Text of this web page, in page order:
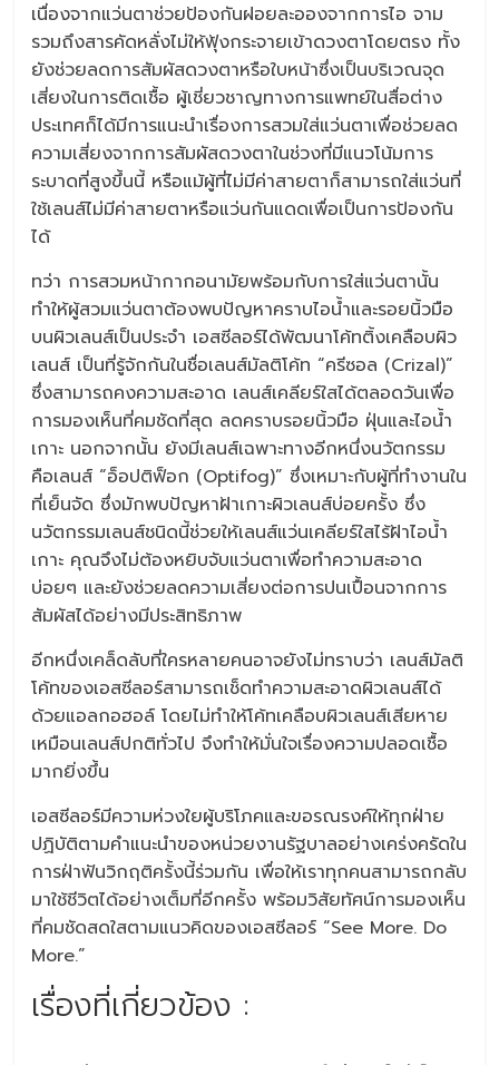
เนื่องจากแว่นตาช่วยป้องกันฝอยละอองจากการไอ จาม
รวมถึงสารคัดหลั่งไม่ให้ฟุ้งกระจายเข้าดวงตาโดยตรง ทั้ง
ยังช่วยลดการสัมผัสดวงตาหรือใบหน้าซึ่งเป็นบริเวณจุด
เสี่ยงในการติดเชื้อ ผู้เชี่ยวชาญทางการแพทย์ในสื่อต่าง
ประเทศก็ได้มีการแนะนำเรื่องการสวมใส่แว่นตาเพื่อช่วยลด
ความเสี่ยงจากการสัมผัสดวงตาในช่วงที่มีแนวโน้มการ
ระบาดที่สูงขึ้นนี้ หรือแม้ผู้ที่ไม่มีค่าสายตาก็สามารถใส่แว่นที่
ใช้เลนส์ไม่มีค่าสายตาหรือแว่นกันแดดเพื่อเป็นการป้องกัน
ได้
ทว่า การสวมหน้ากากอนามัยพร้อมกับการใส่แว่นตานั้น
ทำให้ผู้สวมแว่นตาต้องพบปัญหาคราบไอน้ำและรอยนิ้วมือ
บนผิวเลนส์เป็นประจำ เอสซีลอร์ได้พัฒนาโค้ทติ้งเคลือบผิว
เลนส์ เป็นที่รู้จักกันในชื่อเลนส์มัลติโค้ท “ครีซอล (Crizal)”
ซึ่งสามารถคงความสะอาด เลนส์เคลียร์ใสได้ตลอดวันเพื่อ
การมองเห็นที่คมชัดที่สุด ลดคราบรอยนิ้วมือ ฝุ่นและไอน้ำ
เกาะ นอกจากนั้น ยังมีเลนส์เฉพาะทางอีกหนึ่งนวัตกรรม
คือเลนส์ “อ็อปติฟ็อก (Optifog)” ซึ่งเหมาะกับผู้ที่ทำงานใน
ที่เย็นจัด ซึ่งมักพบปัญหาฝ้าเกาะผิวเลนส์บ่อยครั้ง ซึ่ง
นวัตกรรมเลนส์ชนิดนี้ช่วยให้เลนส์แว่นเคลียร์ใสไร้ฝ้าไอน้ำ
เกาะ คุณจึงไม่ต้องหยิบจับแว่นตาเพื่อทำความสะอาด
บ่อยๆ และยังช่วยลดความเสี่ยงต่อการปนเปื้อนจากการ
สัมผัสได้อย่างมีประสิทธิภาพ
อีกหนึ่งเคล็ดลับที่ใครหลายคนอาจยังไม่ทราบว่า เลนส์มัลติ
โค้ทของเอสซีลอร์สามารถเช็ดทำความสะอาดผิวเลนส์ได้
ด้วยแอลกอฮอล์ โดยไม่ทำให้โค้ทเคลือบผิวเลนส์เสียหาย
เหมือนเลนส์ปกติทั่วไป จึงทำให้มั่นใจเรื่องความปลอดเชื้อ
มากยิ่งขึ้น
เอสซีลอร์มีความห่วงใยผู้บริโภคและขอรณรงค์ให้ทุกฝ่าย
ปฏิบัติตามคำแนะนำของหน่วยงานรัฐบาลอย่างเคร่งครัดใน
การฝ่าฟันวิกฤติครั้งนี้ร่วมกัน เพื่อให้เราทุกคนสามารถกลับ
มาใช้ชีวิตได้อย่างเต็มที่อีกครั้ง พร้อมวิสัยทัศน์การมองเห็น
ที่คมชัดสดใสตามแนวคิดของเอสซีลอร์ “See More. Do
More.”
เรื่องที่เกี่ยวข้อง :